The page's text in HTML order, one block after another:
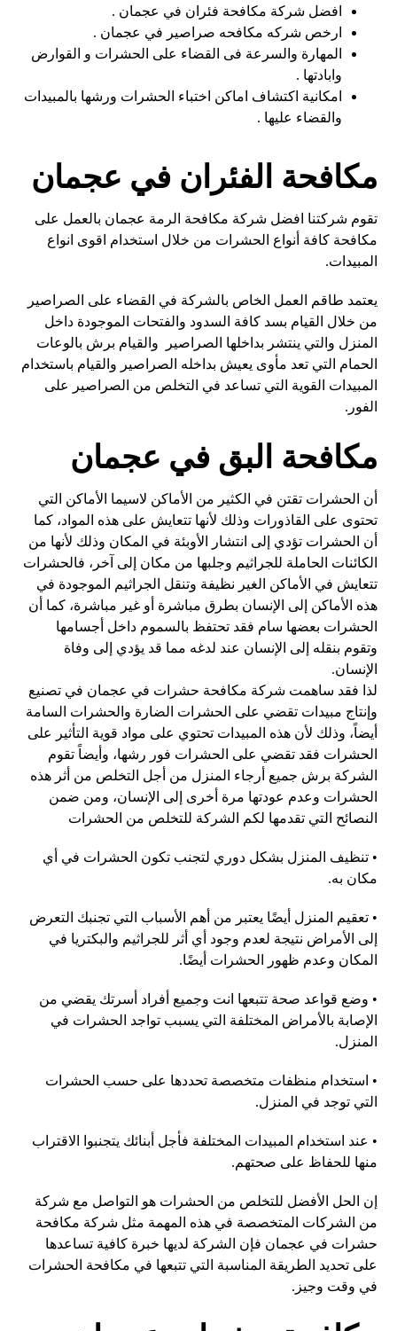
افضل شركة مكافحة فئران في عجمان .
ارخص شركه مكافحه صراصير في عجمان .
المهارة والسرعة فى القضاء على الحشرات و القوارض
وابادتها .
امكانية اكتشاف اماكن اختباء الحشرات ورشها بالمبيدات
والقضاء عليها .
مكافحة الفئران في عجمان
تقوم شركتنا افضل شركة مكافحة الرمة عجمان بالعمل على
مكافحة كافة أنواع الحشرات من خلال استخدام اقوى انواع
المبيدات.
يعتمد طاقم العمل الخاص بالشركة في القضاء على الصراصير
من خلال القيام بسد كافة السدود والفتحات الموجودة داخل
المنزل والتي ينتشر بداخلها الصراصير والقيام برش بالوعات
الحمام التي تعد مأوى يعيش بداخله الصراصير والقيام باستخدام
المبيدات القوية التي تساعد في التخلص من الصراصير على
الفور.
مكافحة البق في عجمان
أن الحشرات تقتن في الكثير من الأماكن لاسيما الأماكن التي
تحتوى على القاذورات وذلك لأنها تتعايش على هذه المواد، كما
أن الحشرات تؤدي إلى انتشار الأوبئة في المكان وذلك لأنها من
الكائنات الحاملة للجراثيم وجلبها من مكان إلى آخر، فالحشرات
تتعايش في الأماكن الغير نظيفة وتنقل الجراثيم الموجودة في
هذه الأماكن إلى الإنسان بطرق مباشرة أو غير مباشرة، كما أن
الحشرات بعضها سام فقد تحتفظ بالسموم داخل أجسامها
وتقوم بنقله إلى الإنسان عند لدغه مما قد يؤدي إلى وفاة
الإنسان.
لذا فقد ساهمت شركة مكافحة حشرات في عجمان في تصنيع
وإنتاج مبيدات تقضي على الحشرات الضارة والحشرات السامة
أيضاً، وذلك لأن هذه المبيدات تحتوي على مواد قوية التأثير على
الحشرات فقد تقضي على الحشرات فور رشها، وأيضاً تقوم
الشركة برش جميع أرجاء المنزل من أجل التخلص من أثر هذه
الحشرات وعدم عودتها مرة أخرى إلى الإنسان، ومن ضمن
النصائح التي تقدمها لكم الشركة للتخلص من الحشرات
• تنظيف المنزل بشكل دوري لتجنب تكون الحشرات في أي
مكان به.
• تعقيم المنزل أيضًا يعتبر من أهم الأسباب التي تجنبك التعرض
إلى الأمراض نتيجة لعدم وجود أي أثر للجراثيم والبكتريا في
المكان وعدم ظهور الحشرات أيضًا.
• وضع قواعد صحة تتبعها انت وجميع أفراد أسرتك يقضي من
الإصابة بالأمراض المختلفة التي يسبب تواجد الحشرات في
المنزل.
• استخدام منظفات متخصصة تحددها على حسب الحشرات
التي توجد في المنزل.
• عند استخدام المبيدات المختلفة فأجل أبنائك يتجنبوا الاقتراب
منها للحفاظ على صحتهم.
إن الحل الأفضل للتخلص من الحشرات هو التواصل مع شركة
من الشركات المتخصصة في هذه المهمة مثل شركة مكافحة
حشرات في عجمان فإن الشركة لديها خبرة كافية تساعدها
على تحديد الطريقة المناسبة التي تتبعها في مكافحة الحشرات
في وقت وجيز.